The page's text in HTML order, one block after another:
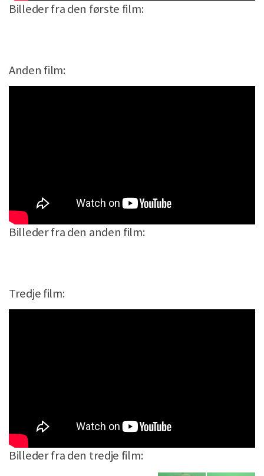
Billeder fra den første film:
Anden film:
Billeder fra den anden film:
Tredje film:
Billeder fra den tredje film: